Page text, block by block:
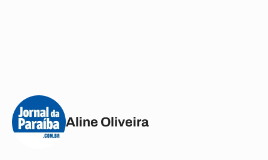
Aline Oliveira